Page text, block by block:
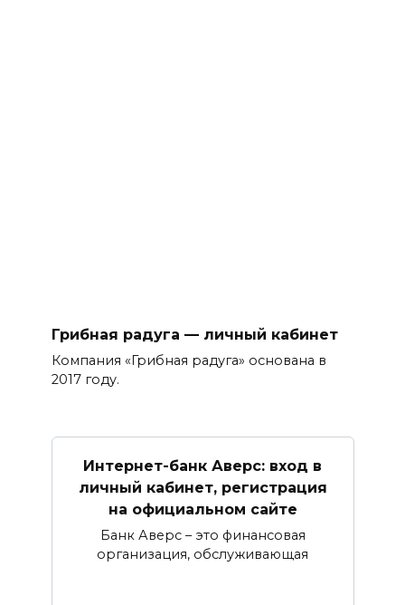
Грибная радуга — личный кабинет
Компания «Грибная радуга» основана в
2017 году.
Интернет-банк Аверс: вход в
личный кабинет, регистрация
на официальном сайте
Банк Аверс – это финансовая
организация, обслуживающая